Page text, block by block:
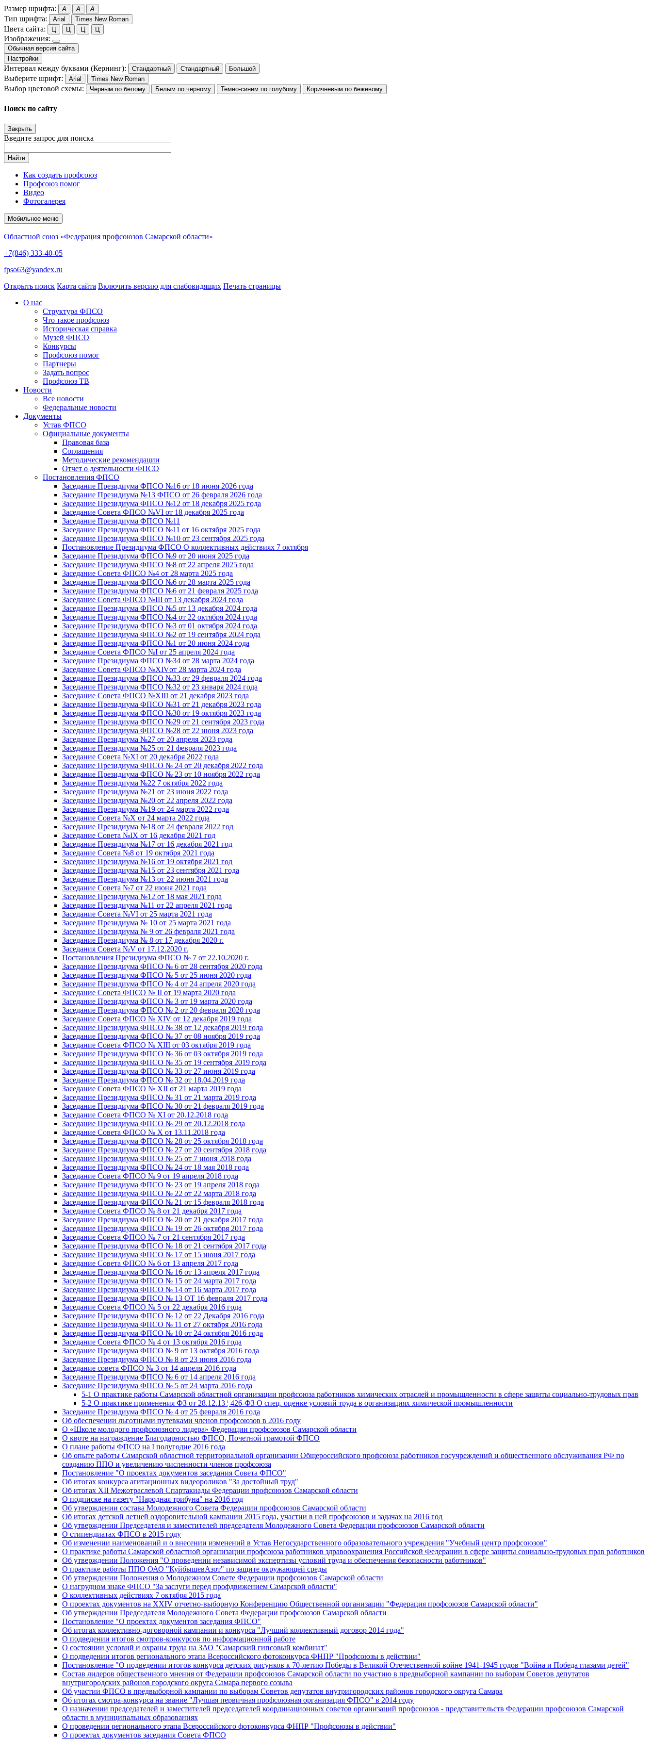
Размер шрифта: A A A
Тип шрифта: Arial Times New Roman
Цвета сайта: Ц Ц Ц Ц
Изображения:
Обычная версия сайта
Настройки
Интервал между буквами (Кернинг): Стандартный Стандартный Большой
Выберите шрифт: Arial Times New Roman
Выбор цветовой схемы: Черным по белому Белым по черному Темно-синим по голубому Коричневым по бежевому
Поиск по сайту
Закрыть
Введите запрос для поиска
Найти
Как создать профсоюз
Профсоюз помог
Видео
Фотогалерея
Мобильное меню
Областной союз «Федерация профсоюзов Самарской области»
+7(846) 333-40-05
fpso63@yandex.ru
Открыть поиск Карта сайта Включить версию для слабовидящих Печать страницы
О нас
Структура ФПСО
Что такое профсоюз
Историческая справка
Музей ФПСО
Конкурсы
Профсоюз помог
Партнеры
Задать вопрос
Профсоюз ТВ
Новости
Все новости
Федеральные новости
Документы
Устав ФПСО
Официальные документы
Правовая база
Соглашения
Методические рекомендации
Отчет о деятельности ФПСО
Постановления ФПСО
Заседание Президиума ФПСО №16 от 18 июня 2026 года
Заседание Президиума №13 ФПСО от 26 февраля 2026 года
Заседание Президиума ФПСО №12 от 18 декабря 2025 года
Заседание Совета ФПСО №VI от 18 декабря 2025 года
Заседание Президиума ФПСО №11
Заседание Президиума ФПСО №11 от 16 октября 2025 года
Заседание Президиума ФПСО №10 от 23 сентября 2025 года
Постановление Президиума ФПСО О коллективных действиях 7 октября
Заседание Президиума ФПСО №9 от 20 июня 2025 года
Заседание Президиума ФПСО №8 от 22 апреля 2025 года
Заседание Совета ФПСО №4 от 28 марта 2025 года
Заседание Президиума ФПСО №6 от 28 марта 2025 года
Заседание Президиума ФПСО №6 от 21 февраля 2025 года
Заседание Совета ФПСО №III от 13 декабря 2024 года
Заседание Президиума ФПСО №5 от 13 декабря 2024 года
Заседание Президиума ФПСО №4 от 22 октября 2024 года
Заседание Президиума ФПСО №3 от 01 октября 2024 года
Заседание Президиума ФПСО №2 от 19 сентября 2024 года
Заседание Президиума ФПСО №1 от 20 июня 2024 года
Заседание Совета ФПСО №I от 25 апреля 2024 года
Заседание Президиума ФПСО №34 от 28 марта 2024 года
Заседание Совета ФПСО №XIVот 28 марта 2024 года
Заседание Президиума ФПСО №33 от 29 февраля 2024 года
Заседание Президиума ФПСО №32 от 23 января 2024 года
Заседание Совета ФПСО №XIII от 21 декабря 2023 года
Заседание Президиума ФПСО №31 от 21 декабря 2023 года
Заседание Президиума ФПСО №30 от 19 октября 2023 года
Заседание Президиума ФПСО №29 от 21 сентября 2023 года
Заседание Президиума ФПСО №28 от 22 июня 2023 года
Заседание Президиума №27 от 20 апреля 2023 года
Заседание Президиума №25 от 21 февраля 2023 года
Заседание Совета №XI от 20 декабря 2022 года
Заседание Президиума ФПСО № 24 от 20 декабря 2022 года
Заседание Президиума ФПСО № 23 от 10 ноября 2022 года
Заседание Президиума №22 7 октября 2022 года
Заседание Президиума №21 от 23 июня 2022 года
Заседание Президиума №20 от 22 апреля 2022 года
Заседание Президиума №19 от 24 марта 2022 года
Заседание Совета №X от 24 марта 2022 года
Заседание Президиума №18 от 24 февраля 2022 год
Заседание Совета №IX от 16 декабря 2021 год
Заседание Президиума №17 от 16 декабря 2021 год
Заседание Совета №8 от 19 октября 2021 года
Заседание Президиума №16 от 19 октября 2021 год
Заседание Президиума №15 от 23 сентября 2021 года
Заседание Президиума №13 от 22 июня 2021 года
Заседание Совета №7 от 22 июня 2021 года
Заседание Президиума №12 от 18 мая 2021 года
Заседание Президиума №11 от 22 апреля 2021 года
Заседание Совета №VI от 25 марта 2021 года
Заседание Президиума № 10 от 25 марта 2021 года
Заседание Президиума № 9 от 26 февраля 2021 года
Заседание Президиума № 8 от 17 декабря 2020 г.
Заседания Совета №V от 17.12.2020 г.
Постановления Президиума ФПСО № 7 от 22.10.2020 г.
Заседание Президиума ФПСО № 6 от 28 сентября 2020 года
Заседание Президиума ФПСО № 5 от 25 июня 2020 года
Заседание Президиума ФПСО № 4 от 24 апреля 2020 года
Заседание Совета ФПСО № II от 19 марта 2020 года
Заседание Президиума ФПСО № 3 от 19 марта 2020 года
Заседание Президиума ФПСО № 2 от 20 февраля 2020 года
Заседание Совета ФПСО № XIV от 12 декабря 2019 года
Заседание Президиума ФПСО № 38 от 12 декабря 2019 года
Заседание Президиума ФПСО № 37 от 08 ноября 2019 года
Заседание Совета ФПСО № XIII от 03 октября 2019 года
Заседание Президиума ФПСО № 36 от 03 октября 2019 года
Заседание Президиума ФПСО № 35 от 19 сентября 2019 года
Заседание Президиума ФПСО № 33 от 27 июня 2019 года
Заседание Президиума ФПСО № 32 от 18.04.2019 года
Заседание Совета ФПСО № XII от 21 марта 2019 года
Заседание Президиума ФПСО № 31 от 21 марта 2019 года
Заседание Президиума ФПСО № 30 от 21 февраля 2019 года
Заседание Совета ФПСО № XI от 20.12.2018 года
Заседание Президиума ФПСО № 29 от 20.12.2018 года
Заседание Совета ФПСО № X от 13.11.2018 года
Заседание Президиума ФПСО № 28 от 25 октября 2018 года
Заседание Президиума ФПСО № 27 от 20 сентября 2018 года
Заседание Президиума ФПСО № 25 от 7 июня 2018 года
Заседание Президиума ФПСО № 24 от 18 мая 2018 года
Заседание Совета ФПСО № 9 от 19 апреля 2018 года
Заседание Президиума ФПСО № 23 от 19 апреля 2018 года
Заседание Президиума ФПСО № 22 от 22 марта 2018 года
Заседание Президиума ФПСО № 21 от 15 февраля 2018 года
Заседание Совета ФПСО № 8 от 21 декабря 2017 года
Заседание Президиума ФПСО № 20 от 21 декабря 2017 года
Заседание Президиума ФПСО № 19 от 26 октября 2017 года
Заседание Совета ФПСО № 7 от 21 сентября 2017 года
Заседание Президиума ФПСО № 18 от 21 сентября 2017 года
Заседание Президиума ФПСО № 17 от 15 июня 2017 года
Заседание Совета ФПСО № 6 от 13 апреля 2017 года
Заседание Президиума ФПСО № 16 от 13 апреля 2017 года
Заседание Президиума ФПСО № 15 от 24 марта 2017 года
Заседание Президиума ФПСО № 14 от 16 марта 2017 года
Заседание Президиума ФПСО № 13 ОТ 16 февраля 2017 года
Заседание Совета ФПСО № 5 от 22 декабря 2016 года
Заседание Президиума ФПСО № 12 от 22 Декабря 2016 года
Заседание Президиума ФПСО № 11 от 27 октября 2016 года
Заседание Президиума ФПСО № 10 от 24 октября 2016 года
Заседание Совета ФПСО № 4 от 13 октября 2016 года
Заседание Президиума ФПСО № 9 от 13 октября 2016 года
Заседание Президиума ФПСО № 8 от 23 июня 2016 года
Заседание совета ФПСО № 3 от 14 апреля 2016 года
Заседание Президиума ФПСО № 6 от 14 апреля 2016 года
Заседание Президиума ФПСО № 5 от 24 марта 2016 года
5-1 О практике работы Самарской областной организации профсоюза работников химических отраслей и промышленности в сфере защиты социально-трудовых прав
5-2 О практике применения ФЗ от 28.12.13 ¦ 426-ФЗ О спец. оценке условий труда в организациях химической промышленности
Заседание Президиума ФПСО № 4 от 25 февраля 2016 года
Об обеспечении льготными путевками членов профсоюзов в 2016 году
О «Школе молодого профсоюзного лидера» Федерации профсоюзов Самарской области
О квоте на награждение Благодарностью ФПСО, Почетной грамотой ФПСО
О плане работы ФПСО на I полугодие 2016 года
Об опыте работы Самарской областной территориальной организации Общероссийского профсоюза работников госучреждений и общественного обслуживания РФ по
созданию ППО и увеличению численности членов профсоюза
Постановление "О проектах документов заседания Совета ФПСО"
Об итогах конкурса агитационных видеороликов "За достойный труд"
Об итогах XII Межотраслевой Спартакиады Федерации профсоюзов Самарской области
О подписке на газету "Народная трибуна" на 2016 год
Об утверждении состава Молодежного Совета Федерации профсоюзов Самарской области
Об итогах детской летней оздоровительной кампании 2015 года, участии в ней профсоюзов и задачах на 2016 год
Об утверждении Председателя и заместителей председателя Молодежного Совета Федерации профсоюзов Самарской области
О стипендиатах ФПСО в 2015 году
Об изменении наименований и о внесении изменений в Устав Негосударственного образовательного учреждения "Учебный центр профсоюзов"
О практике работы Самарской областной организации профсоюза работников здравоохранения Российской Федерации в сфере защиты социально-трудовых прав работников
Об утверждении Положения "О проведении независимой экспертизы условий труда и обеспечения безопасности работников"
О практике работы ППО ОАО "КуйбышевАзот" по защите окружающей среды
Об утверждении Положения о Молодежном Совете Федерации профсоюзов Самарской области
О нагрудном знаке ФПСО "За заслуги перед профдвижением Самарской области"
О коллективных действиях 7 октября 2015 года
О проектах документов на XXIV отчетно-выборную Конференцию Общественной организации "Федерация профсоюзов Самарской области"
Об утверждении Председателя Молодежного Совета Федерации профсоюзов Самарской области
Постановление "О проектах документов заседания ФПСО"
Об итогах коллективно-договорной кампании и конкурса "Лучший коллективный договор 2014 года"
О подведении итогов смотров-конкурсов по информационной работе
О состоянии условий и охраны труда на ЗАО "Самарский гипсовый комбинат"
О подведении итогов регионального этапа Всероссийского фотоконкурса ФНПР "Профсоюзы в действии"
Постановление "О подведении итогов конкурса детских рисунков к 70-летию Победы в Великой Отечественной войне 1941-1945 годов "Война и Победа глазами детей"
Состав лидеров общественного мнения от Федерации профсоюзов Самарской области по участию в предвыборной кампании по выборам Советов депутатов
внутригородских районов городского округа Самара первого созыва
Об участии ФПСО в предвыборной кампании по выборам Советов депутатов внутригородских районов городского округа Самара
Об итогах смотра-конкурса на звание "Лучшая первичная профсоюзная организация ФПСО" в 2014 году
О назначении председателей и заместителей председателей координационных советов организаций профсоюзов - представительств Федерации профсоюзов Самарской
области в муниципальных образованиях
О проведении регионального этапа Всероссийского фотоконкурса ФНПР "Профсоюзы в действии"
О проектах документов заседания Совета ФПСО